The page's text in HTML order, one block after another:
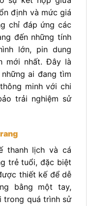
định và mức giá
chỉ đáp ứng các
đến những tính
lớn, pin dung
mới nhất. Đây là
ai đang tìm
minh với chi
trải nghiệm sử
thanh lịch và cá
trẻ tuổi, đặc biệt
thiết kế để dễ
bằng một tay,
trong quá trình sử